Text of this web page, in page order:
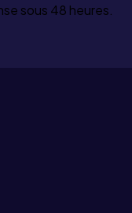
sous 48 heures.